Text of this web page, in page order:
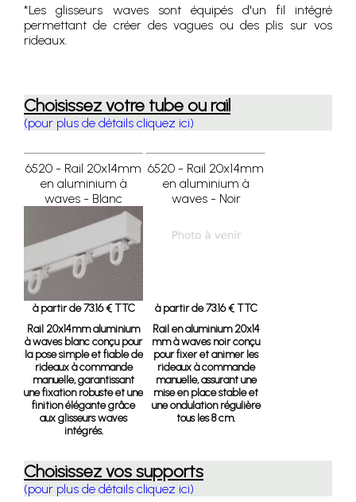
*Les glisseurs waves sont équipés d'un fil intégré
permettant de créer des vagues ou des plis sur vos
rideaux.
Choisissez votre tube ou rail
(pour plus de détails cliquez ici)
6520 - Rail 20x14mm
en aluminium à
waves - Blanc
à partir de 73.16 € TTC
Rail 20x14mm aluminium
à waves blancconçu pour
la pose simple et fiable de
rideaux à commande
manuelle, garantissant
une fixation robuste et une
finition élégante grâce
aux glisseurs waves
intégrés.
6520 - Rail 20x14mm
en aluminium à
waves - Noir
à partir de 73.16 € TTC
Rail en aluminium 20x14
mm à waves noirconçu
pour fixer et animer les
rideaux à commande
manuelle, assurant une
mise en place stable et
une ondulation régulière
tous les 8 cm.
Choisissez vos supports
(pour plus de détails cliquez ici)